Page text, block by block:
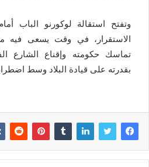
وتفتح استقالة لوكورنو الباب
الاستقرار، في وقت يسعى فيه
تماسك حكومته وإقناع الشارع
بقدرته على قيادة البلاد وسط